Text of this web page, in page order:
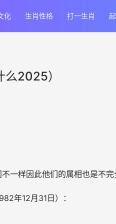
化 生肖性格 打一生肖
2025）
样因此他们的属相也是不完
年12月31日 ）：